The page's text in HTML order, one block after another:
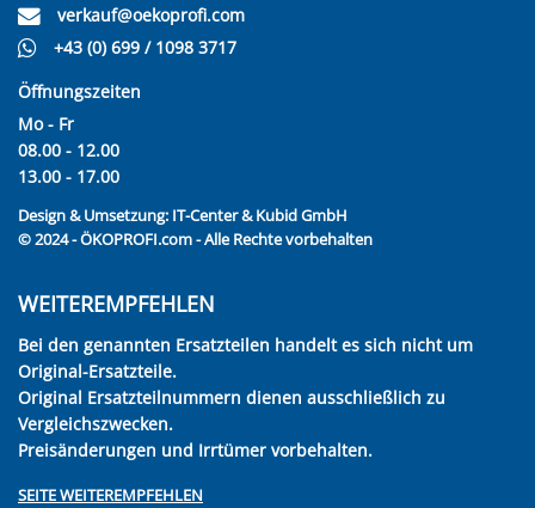
verkauf@oekoprofi.com
+43 (0) 699 / 1098 3717
Öffnungszeiten
Mo - Fr
08.00 - 12.00
13.00 - 17.00
Design & Umsetzung: IT-Center & Kubid GmbH
© 2024 - ÖKOPROFI.com - Alle Rechte vorbehalten
WEITEREMPFEHLEN
Bei den genannten Ersatzteilen handelt es sich nicht um
Original-Ersatzteile.
Original Ersatzteilnummern dienen ausschließlich zu
Vergleichszwecken.
Preisänderungen und Irrtümer vorbehalten.
SEITE WEITEREMPFEHLEN